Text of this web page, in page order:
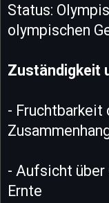
Status:
olympischen
Zuständigkeit
- Fruchtbarkeit
- Aufsicht über
Ernte